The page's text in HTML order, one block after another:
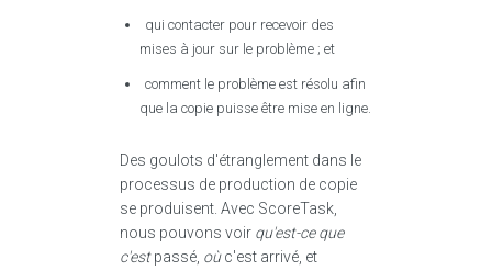
qui contacter pour recevoir des
mises à jour sur le problème ; et
comment le problème est résolu afin
que la copie puisse être mise en ligne.
Des goulots d'étranglement dans le
processus de production de copie
se produisent. Avec ScoreTask,
nous pouvons voir qu'est-ce que
c'estpassé, oùc'est arrivé, et